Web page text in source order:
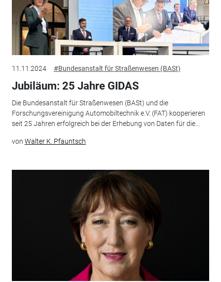
11.11.2024 #Bundesanstalt für Straßenwesen (BASt)
Jubiläum: 25 Jahre GIDAS
Die Bundesanstalt für Straßenwesen (BASt) und die
Forschungsvereinigung Automobiltechnik e.V. (FAT) kooperieren
seit 25 Jahren erfolgreich bei der Erhebung von Daten für die...
von Walter K. Pfauntsch